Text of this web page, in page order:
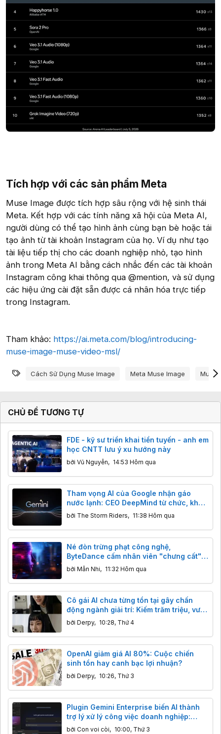
Tích hợp với các sản phẩm Meta​
Muse Image được tích hợp sâu rộng với hệ sinh thái
Meta. Kết hợp với các tính năng xã hội của Meta AI,
người dùng có thể tạo hình ảnh cùng bạn bè hoặc tái
tạo ảnh từ tài khoản Instagram của họ. Ví dụ như tạo
tài liệu tiếp thị cho các doanh nghiệp nhỏ, tạo hình
ảnh trong Meta AI bằng cách nhắc đến các tài khoản
Instagram công khai thông qua @mention, và sử dụng
các hiệu ứng cài đặt sẵn được cá nhân hóa trực tiếp
trong Instagram.
Tham khảo: https://ai.meta.com/blog/introducing-
muse-image-muse-video-msl/
Từ khóa
Cách Sử Dụng Muse Image Meta Muse Image Muse
CHỦ ĐỀ TƯƠNG TỰ
FDE - kỹ sư triển khai tiền tuyến - anh em
học CNTT lưu ý xu hướng này
bởi Vũ Nguyễn, 14:53 Hôm qua
Tham vọng AI của Google nhận gáo
nước lạnh: CEO DeepMind từ chức, khả
năng lập trình của Gemini bị Claude,
GPT cho "ngửi khói"
bởi The Storm Riders, 11:38 Hôm qua
Né đòn trừng phạt công nghệ,
ByteDance cấm nhân viên "chưng cất"
mô hình AI Mỹ
bởi Mẫn Nhi, 11:32 Hôm qua
Cô gái AI chưa từng tồn tại gây chấn
động ngành giải trí: Kiếm trăm triệu, vượt
mặt sao thật
bởi Derpy, 10:28, Thứ 4
OpenAI giảm giá AI 80%: Cuộc chiến
sinh tồn hay canh bạc lợi nhuận?
bởi Derpy, 10:26, Thứ 3
Plugin Gemini Enterprise biến AI thành
trợ lý xử lý công việc doanh nghiệp:
Thông tin bạn cần biết
bởi Con voi còi, 10:00, Thứ 3